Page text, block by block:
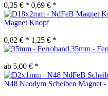
0,35 € * 0,69 € *
Magnet Knopf
0,82 € * 1,25 € *
35mm -
ab 5,00 € *
N48 Neodym Scheiben Magnet